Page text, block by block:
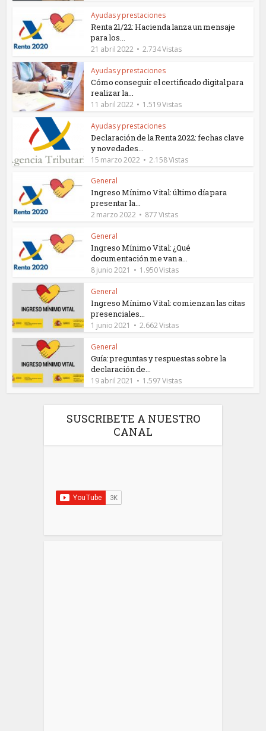
Ayudas y prestaciones
Renta 21/22: Hacienda lanza un mensaje
para los...
21 abril 2022 2.734 Vistas
Ayudas y prestaciones
Cómo conseguir el certificado digital para
realizar la...
11 abril 2022 1.519 Vistas
Ayudas y prestaciones
Declaración de la Renta 2022: fechas clave
y novedades...
15 marzo 2022 2.158 Vistas
General
Ingreso Mínimo Vital: último día para
presentar la...
2 marzo 2022 877 Vistas
General
Ingreso Mínimo Vital: ¿Qué
documentación me van a...
8 junio 2021 1.950 Vistas
General
Ingreso Mínimo Vital: comienzan las citas
presenciales...
1 junio 2021 2.662 Vistas
General
Guía: preguntas y respuestas sobre la
declaración de...
19 abril 2021 1.597 Vistas
SUSCRIBETE A NUESTRO
CANAL